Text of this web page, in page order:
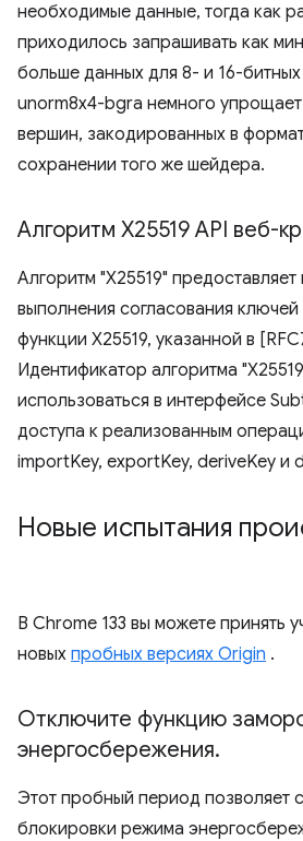
необходимые данные, тогда как
приходилось запрашивать как
больше данных для 8- и 16-
unorm8x4-bgra немного упрощает
вершин, закодированных в
сохранении того же шейдера.
Алгоритм X25519 API веб-
Алгоритм "X25519"
выполнения согласования
функции X25519, указанной в
Идентификатор алгоритма
использоваться в интерфейсе
доступа к реализованным
importKey, exportKey, deriveKey и
Новые испытания
В Chrome 133 вы можете принять
новых пробных версиях Origin .
Отключите функцию
энергосбережения.
Этот пробный период позволяет
блокировки режима